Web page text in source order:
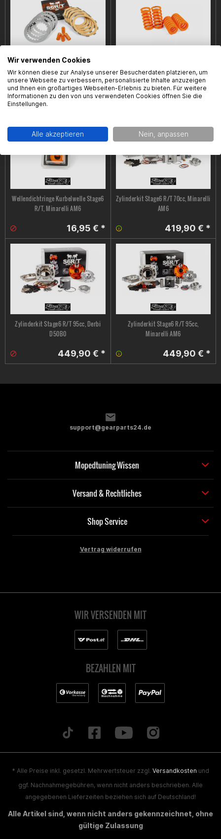
Kupplungsbeläge Stage6 R/T MK2,
Minarelli AM6, 5 Scheiben
Kupplungsfedern Set Stage6 R/T,
Minarelli AM6, 4 Stück, Orange
Wellendichtringe Kurbelwelle Stage6
R/T, Minarelli AM6
16,95 € *
Zylinderkit Stage6 R/T 70cc, Minarelli
AM6
419,90 € *
Zylinderkit Stage6 R/T 95cc, Derbi
D50B0
449,90 € *
Zylinderkit Stage6 R/T 95cc,
Minarelli AM6
449,90 € *
support@gearparts24.de
Mopedtuning Wissen
Versand & Rechtliches
Shop Service
Vertrag widerrufen
WIR VERSENDEN MIT
BEZAHLEN MIT
* Alle Preise inkl. gesetzl. Mehrwertsteuer zzgl. Versandkosten und
ggf. Nachnahmegebühren, wenn nicht anders beschrieben. Alle
angegebenen Lieferzeiten beziehen sich auf Deutschland!
Alle Artikel sind, wenn nicht anders gekennzeichnet, ohne
gültige Zulassung
Wir verwenden Cookies
Wir können diese zur Analyse unserer Besucherdaten platzieren, um
unsere Webseite zu verbessern, personalisierte Inhalte anzuzeigen
und Ihnen ein großartiges Webseiten-Erlebnis zu bieten. Für weitere
Informationen zu den von uns verwendeten Cookies öffnen Sie die
Einstellungen.
Alle akzeptieren Nein, anpassen